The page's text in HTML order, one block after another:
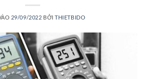
29/09/2022 BỞITHIETBIDO